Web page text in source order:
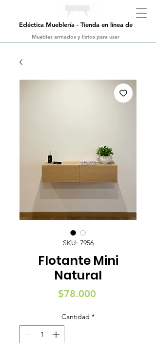
Ecléctica Mueblería - Tienda en línea de
Muebles armados y listos para usar
SKU: 7956
Flotante Mini
Natural
$78.000Precio
Cantidad *